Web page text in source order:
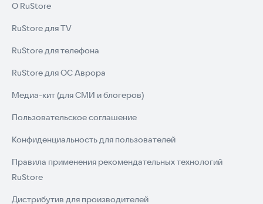
О RuStore
RuStore для TV
RuStore для телефона
RuStore для ОС Аврора
Медиа-кит (для СМИ и блогеров)
Пользовательское соглашение
Конфиденциальность для пользователей
Правила применения рекомендательных технологий
RuStore
Дистрибутив для производителей